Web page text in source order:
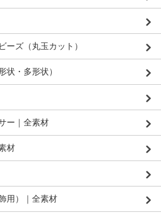
ーズ（丸玉カット）
状・多形状）
ー｜全素材
材
用）｜全素材